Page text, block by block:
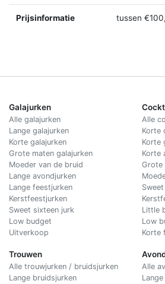
Prijsinformatie tussen
Galajurken
Alle galajurken
Lange galajurken
Korte galajurken
Grote maten galajurken
Moeder van de bruid
Lange avondjurken
Lange feestjurken
Kerstfeestjurken
Sweet sixteen jurk
Low budget
Uitverkoop
Trouwen
Alle trouwjurken / bruidsjurken
Lange bruidsjurken
Alle
Korte
Korte
Korte
Grote
Little
Low
Korte
Alle